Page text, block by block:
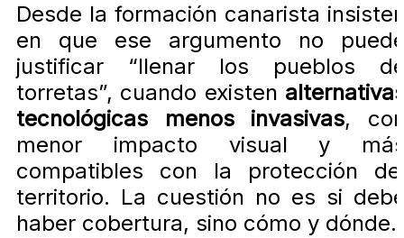
Desde la formación canarista
en que ese argumento no
justificar “llenar los pueblos
torretas”, cuando existen
tecnológicas menos invasivas,
menor impacto visual y
compatibles con la protección
territorio. La cuestión no es si
haber cobertura, sino cómo y dónde.